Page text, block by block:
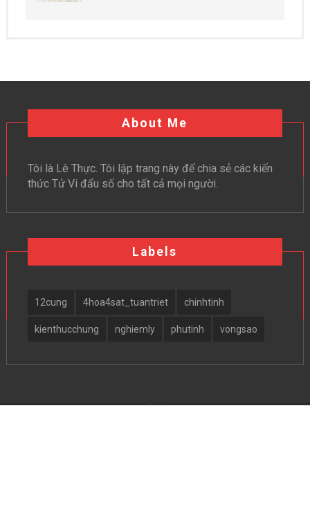
About Me
Tôi là Lê Thực. Tôi lập trang này để chia sẻ các kiến
thức Tử Vi đẩu số cho tất cả mọi người.
Labels
12cung 4hoa4sat_tuantriet chinhtinh
kienthucchung nghiemly phutinh vongsao